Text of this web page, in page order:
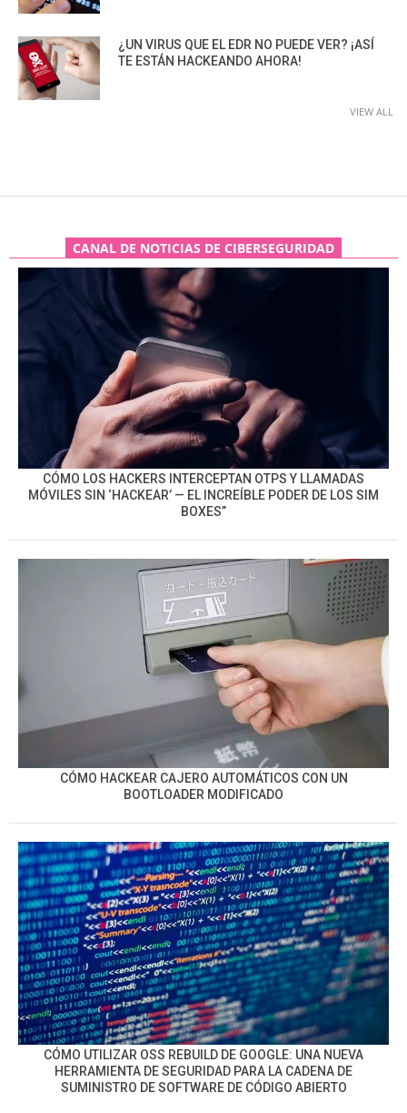
¿UN VIRUS QUE EL EDR NO PUEDE VER? ¡ASÍ
TE ESTÁN HACKEANDO AHORA!
VIEW ALL
CANAL DE NOTICIAS DE CIBERSEGURIDAD
CÓMO LOS HACKERS INTERCEPTAN OTPS Y LLAMADAS
MÓVILES SIN ‘HACKEAR’ — EL INCREÍBLE PODER DE LOS SIM
BOXES”
CÓMO HACKEAR CAJERO AUTOMÁTICOS CON UN
BOOTLOADER MODIFICADO
CÓMO UTILIZAR OSS REBUILD DE GOOGLE: UNA NUEVA
HERRAMIENTA DE SEGURIDAD PARA LA CADENA DE
SUMINISTRO DE SOFTWARE DE CÓDIGO ABIERTO